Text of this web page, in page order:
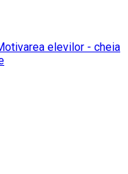
elevilor - cheia